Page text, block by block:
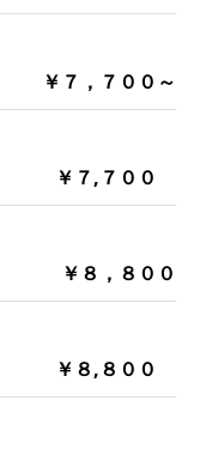
￥７，７００～
￥７,７００
￥８，８００
￥８,８００